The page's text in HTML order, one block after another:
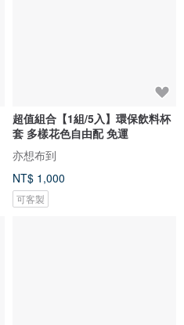
超值組合【1組/5入】環保飲料杯
套 多樣花色自由配 免運
亦想布到
NT$ 1,000
可客製